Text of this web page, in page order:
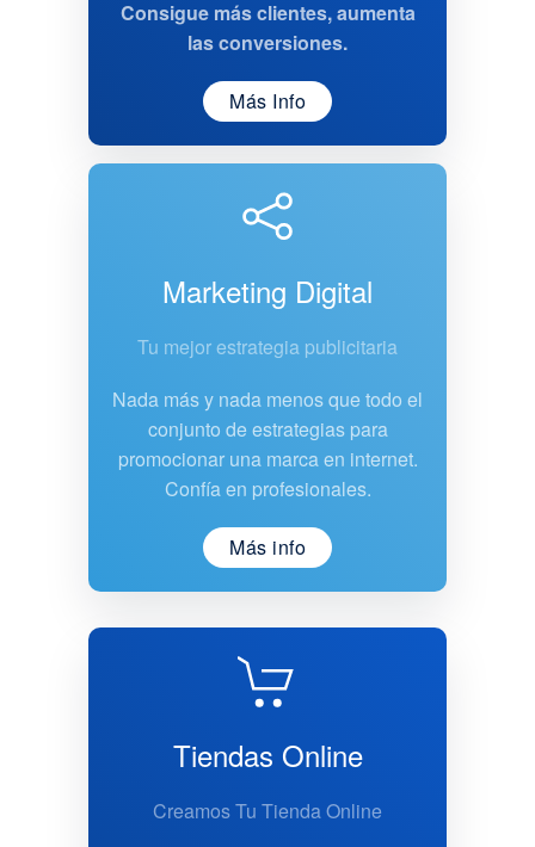
Consigue más clientes, aumenta
las conversiones.
Más Info
Marketing Digital
Tu mejor estrategia publicitaria
Nada más y nada menos que todo el
conjunto de estrategias para
promocionar una marca en internet.
Confía en profesionales.
Más info
Tiendas Online
Creamos Tu Tienda Online